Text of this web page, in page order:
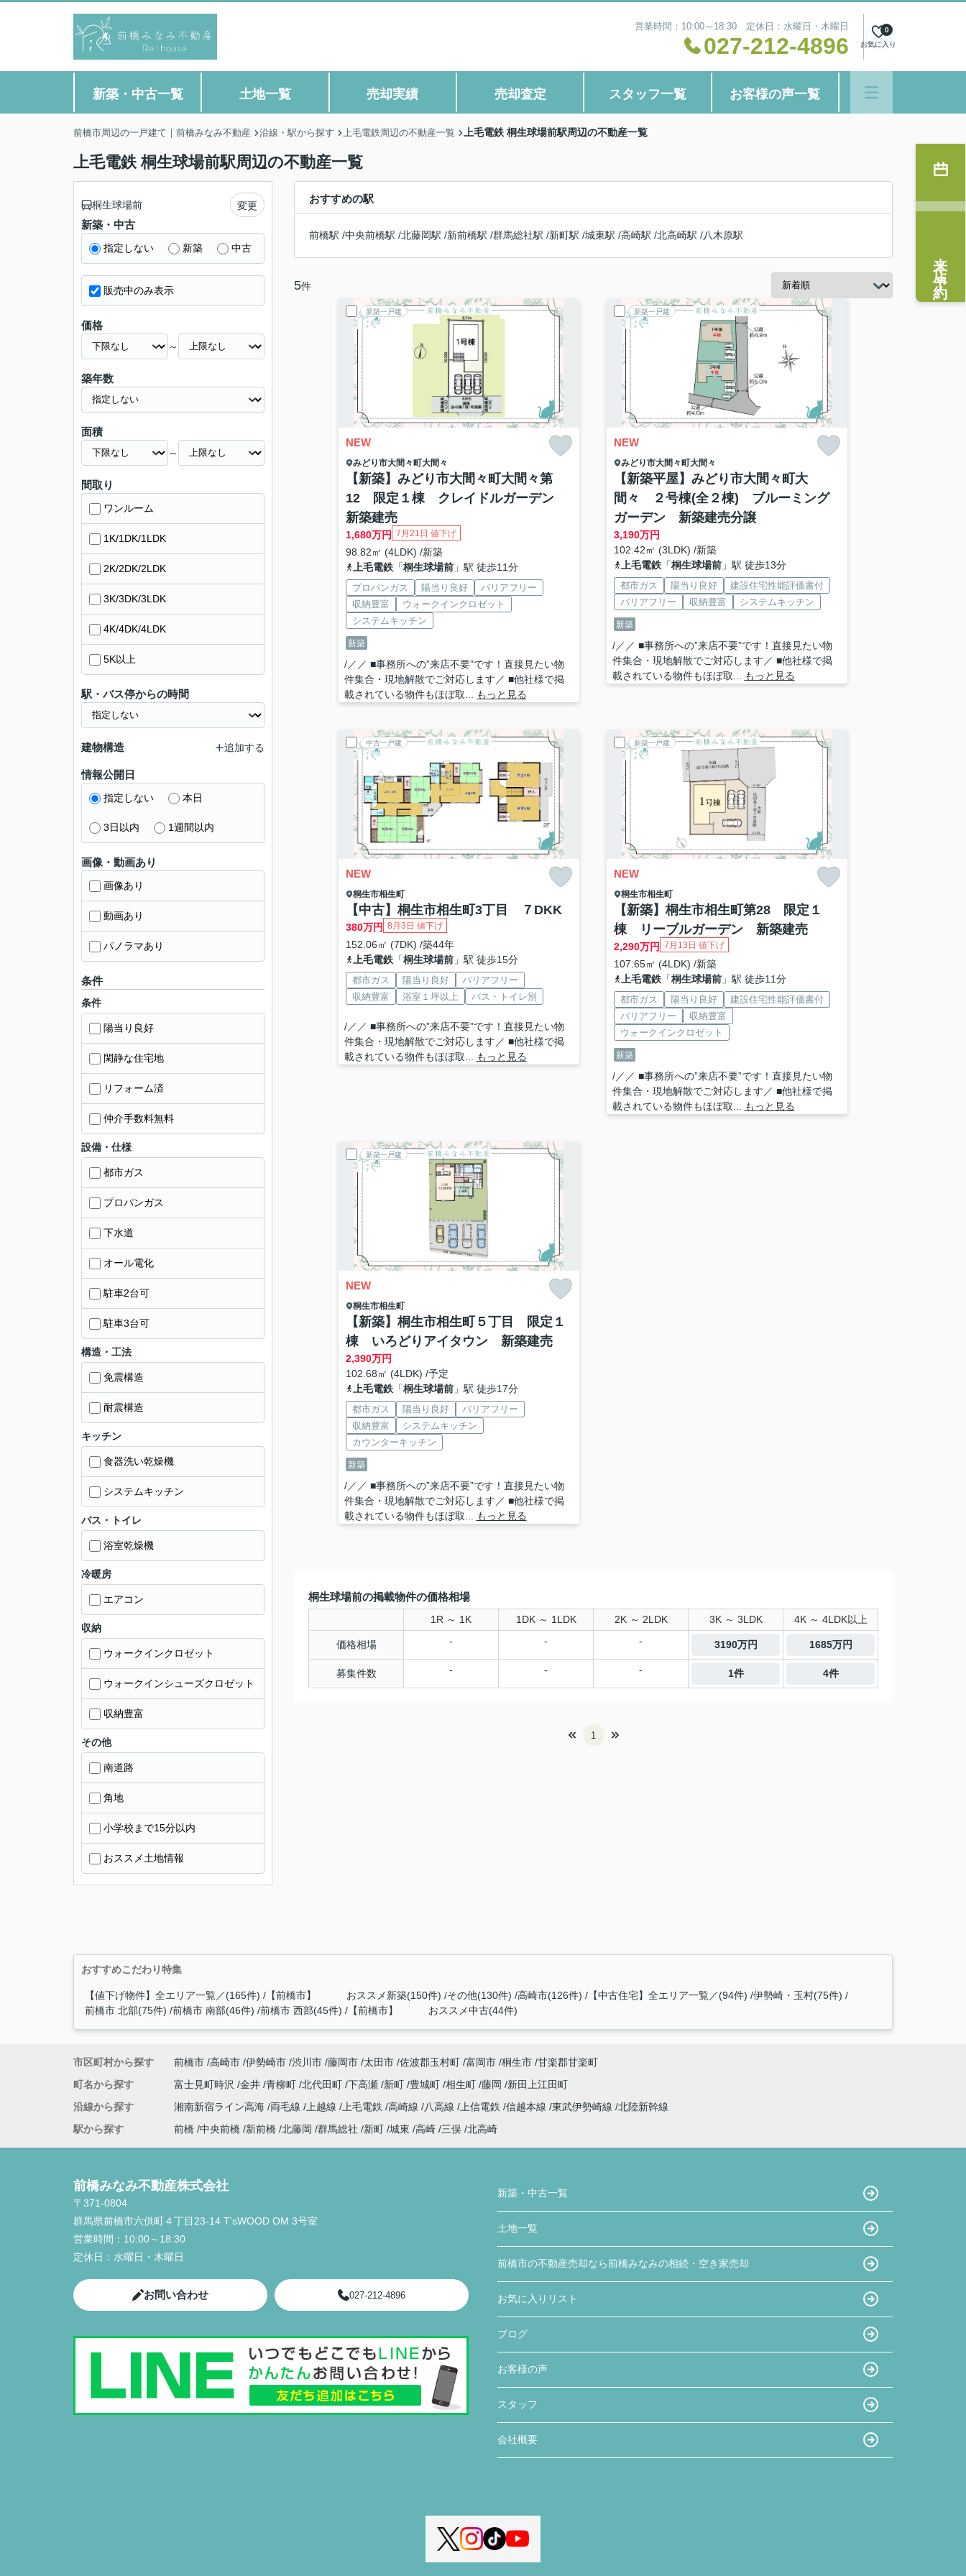
営業時間：10:00～18:30 定休日：水曜日・木曜日
027-212-4896 お気に入り
0
新築・中古一覧 土地一覧 売却実績 売却査定 スタッフ一覧 お客様の声一覧
前橋市周辺の一戸建て｜前橋みなみ不動産 沿線・駅から探す 上毛電鉄周辺の不動産一覧 上毛電鉄 桐生球場前駅周辺の不動産一覧
上毛電鉄 桐生球場前駅周辺の不動産一覧
おすすめの駅
前橋駅 /中央前橋駅 /北藤岡駅 /新前橋駅 /群馬総社駅 /新町駅 /城東駅 /高崎駅 /北高崎駅 /八木原駅
5件
新築一戸建
NEW
みどり市大間々町大間々
【新築】みどり市大間々町大間々第
12 限定１棟 クレイドルガーデン
新築建売
1,680万円 7月21日 値下げ
98.82㎡ (4LDK) /新築
上毛電鉄「桐生球場前」駅 徒歩11分
プロパンガス 陽当り良好
バリアフリー
収納豊富
ウォークインクロゼット
システムキッチン
新築
/／／ ■事務所への”来店不要”です！直接見たい物
件集合・現地解散でご対応します／ ■他社様で掲
載されている物件もほぼ取...
もっと見る
新築一戸建
NEW
みどり市大間々町大間々
【新築平屋】みどり市大間々町大
間々 ２号棟(全２棟) ブルーミング
ガーデン 新築建売分譲
3,190万円
102.42㎡ (3LDK) /新築
上毛電鉄「桐生球場前」駅 徒歩13分
都市ガス 陽当り良好
建設住宅性能評価書付
バリアフリー
収納豊富 システムキッチン
新築
/／／ ■事務所への”来店不要”です！直接見たい物
件集合・現地解散でご対応します／ ■他社様で掲
載されている物件もほぼ取...
もっと見る
中古一戸建
NEW
桐生市相生町
【中古】桐生市相生町3丁目 ７DKK
380万円 8月3日 値下げ
152.06㎡ (7DK) /築44年
上毛電鉄「桐生球場前」駅 徒歩15分
都市ガス 陽当り良好
バリアフリー
収納豊富
浴室１坪以上 バス・トイレ別
/／／ ■事務所への”来店不要”です！直接見たい物
件集合・現地解散でご対応します／ ■他社様で掲
載されている物件もほぼ取...
もっと見る
新築一戸建
NEW
桐生市相生町
【新築】桐生市相生町第28 限定１
棟 リーブルガーデン 新築建売
2,290万円 7月13日 値下げ
107.65㎡ (4LDK) /新築
上毛電鉄「桐生球場前」駅 徒歩11分
都市ガス 陽当り良好
建設住宅性能評価書付
バリアフリー
収納豊富
ウォークインクロゼット
新築
/／／ ■事務所への”来店不要”です！直接見たい物
件集合・現地解散でご対応します／ ■他社様で掲
載されている物件もほぼ取...
もっと見る
新築一戸建
NEW
桐生市相生町
【新築】桐生市相生町５丁目 限定１
棟 いろどりアイタウン 新築建売
2,390万円
102.68㎡ (4LDK) /予定
上毛電鉄「桐生球場前」駅 徒歩17分
都市ガス 陽当り良好
バリアフリー
収納豊富
システムキッチン
カウンターキッチン
新築
/／／ ■事務所への”来店不要”です！直接見たい物
件集合・現地解散でご対応します／ ■他社様で掲
載されている物件もほぼ取...
もっと見る
桐生球場前の掲載物件の価格相場
1R ～ 1K 1DK ～ 1LDK 2K ～ 2LDK 3K ～ 3LDK 4K ～ 4LDK以上
価格相場 - - - 3190万円 1685万円
募集件数 - - - 1件 4件
1
桐生球場前 変更
新築・中古
指定しない 新築 中古
販売中のみ表示
価格
～
築年数
面積
～
間取り
ワンルーム
1K/1DK/1LDK
2K/2DK/2LDK
3K/3DK/3LDK
4K/4DK/4LDK
5K以上
駅・バス停からの時間
建物構造 追加する
情報公開日
指定しない 本日
3日以内 1週間以内
画像・動画あり
画像あり
動画あり
パノラマあり
条件
条件
陽当り良好
閑静な住宅地
リフォーム済
仲介手数料無料
設備・仕様
都市ガス
プロパンガス
下水道
オール電化
駐車2台可
駐車3台可
構造・工法
免震構造
耐震構造
キッチン
食器洗い乾燥機
システムキッチン
バス・トイレ
浴室乾燥機
冷暖房
エアコン
収納
ウォークインクロゼット
ウォークインシューズクロゼット
収納豊富
その他
南道路
角地
小学校まで15分以内
おススメ土地情報
おすすめこだわり特集
【値下げ物件】全エリア一覧／(165件) 【前橋市】 おススメ新築(150件) その他(130件) 高崎市(126件) 【中古住宅】全エリア一覧／(94件) 伊勢崎・玉村(75件)
前橋市 北部(75件) 前橋市 南部(46件) 前橋市 西部(45件) 【前橋市】 おススメ中古(44件)
来店予約
市区町村から探す 前橋市 高崎市 伊勢崎市 渋川市 藤岡市 太田市 佐波郡玉村町 富岡市 桐生市 甘楽郡甘楽町
町名から探す
富士見町時沢 金井 青柳町 北代田町 下高瀬 新町 豊城町 相生町 藤岡
新田上江田町
沿線から探す
湘南新宿ライン高海 両毛線 上越線 上毛電鉄 高崎線 八高線 上信電鉄 信越本線 東武伊勢崎線 北陸新幹線
駅から探す
前橋 中央前橋 新前橋 北藤岡 群馬総社 新町 城東 高崎 三俣 北高崎
前橋みなみ不動産株式会社
〒371-0804
群馬県前橋市六供町４丁目23‐14 T'sWOOD OM 3号室
営業時間： 10:00～18:30
定休日： 水曜日・木曜日
お問い合わせ 027-212-4896
新築・中古一覧
土地一覧
前橋市の不動産売却なら前橋みなみの相続・空き家売却
お気に入りリスト
ブログ
お客様の声
スタッフ
会社概要